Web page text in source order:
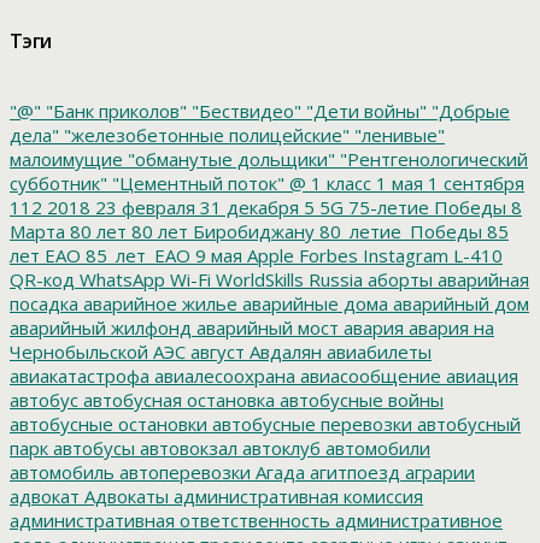
Тэги
"@" "Банк приколов" "Бествидео" "Дети войны" "Добрые
дела" "железобетонные полицейские" "ленивые"
малоимущие "обманутые дольщики" "Рентгенологический
субботник" "Цементный поток" @ 1 класс 1 мая 1 сентября
112 2018 23 февраля 31 декабря 5 5G 75-летие Победы 8
Марта 80 лет 80 лет Биробиджану 80_летие_Победы 85
лет ЕАО 85_лет_ЕАО 9 мая Apple Forbes Instagram L-410
QR-код WhatsApp Wi-Fi WorldSkills Russia аборты аварийная
посадка аварийное жилье аварийные дома аварийный дом
аварийный жилфонд аварийный мост авария авария на
Чернобыльской АЭС август Авдалян авиабилеты
авиакатастрофа авиалесоохрана авиасообщение авиация
автобус автобусная остановка автобусные войны
автобусные остановки автобусные перевозки автобусный
парк автобусы автовокзал автоклуб автомобили
автомобиль автоперевозки Агада агитпоезд аграрии
адвокат Адвокаты административная комиссия
административная ответственность административное